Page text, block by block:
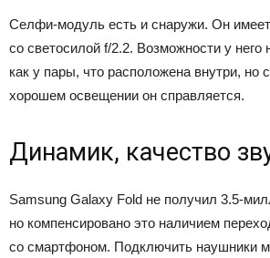
Селфи-модуль есть и снаружи. Он
со светосилой f/2.2. Возможности у него
как у пары, что расположена внутри, но
хорошем освещении он справляется.
Динамик, качество
Samsung Galaxy Fold не получил 3.5-
но компенсировано это наличием
со смартфоном. Подключить наушники